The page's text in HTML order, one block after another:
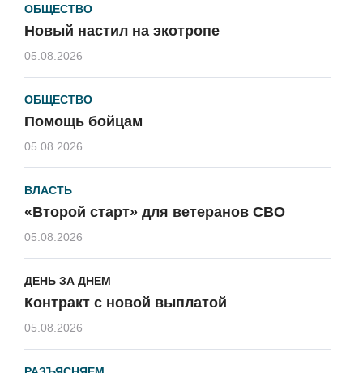
ОБЩЕСТВО
Новый настил на экотропе
05.08.2026
ОБЩЕСТВО
Помощь бойцам
05.08.2026
ВЛАСТЬ
«Второй старт» для ветеранов СВО
05.08.2026
ДЕНЬ ЗА ДНЕМ
Контракт с новой выплатой
05.08.2026